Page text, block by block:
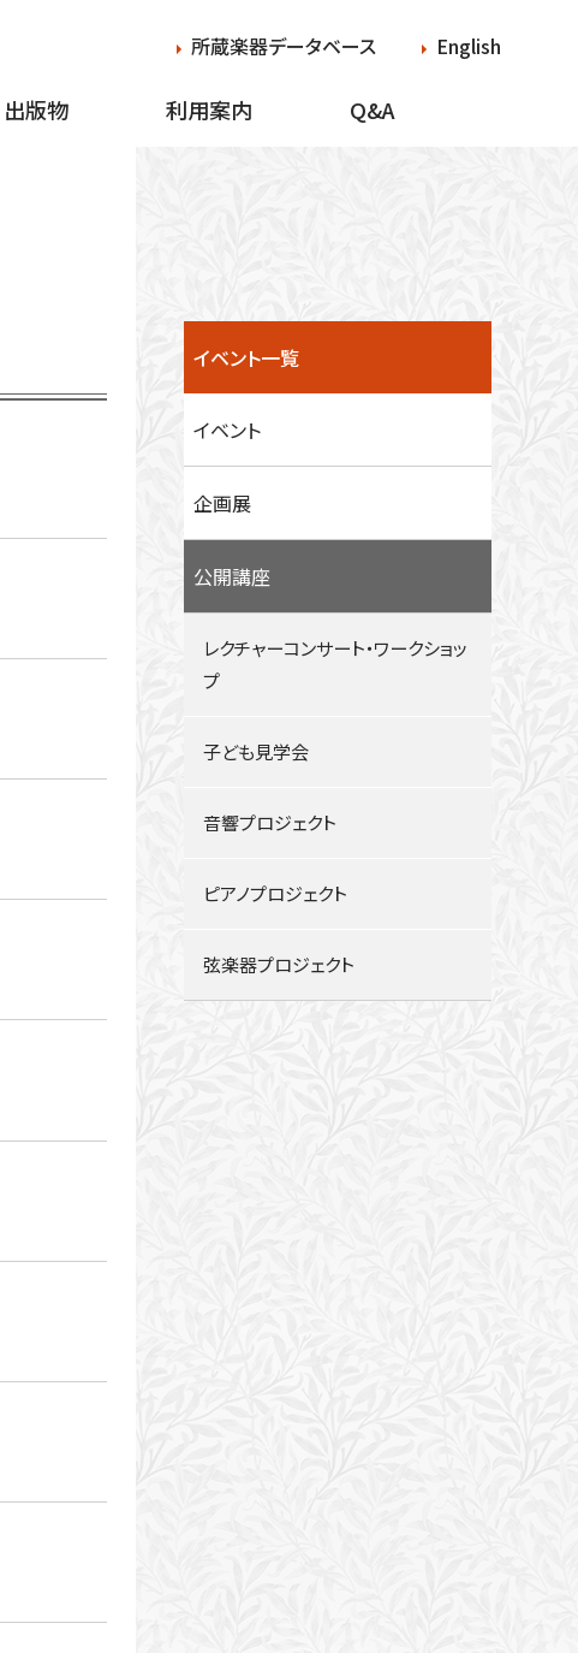
出版物 利用案内 Q&A
所蔵楽器データベース English
イベント一覧
イベント
企画展
公開講座
レクチャーコンサート・ワークショッ
プ
子ども見学会
音響プロジェクト
ピアノプロジェクト
弦楽器プロジェクト